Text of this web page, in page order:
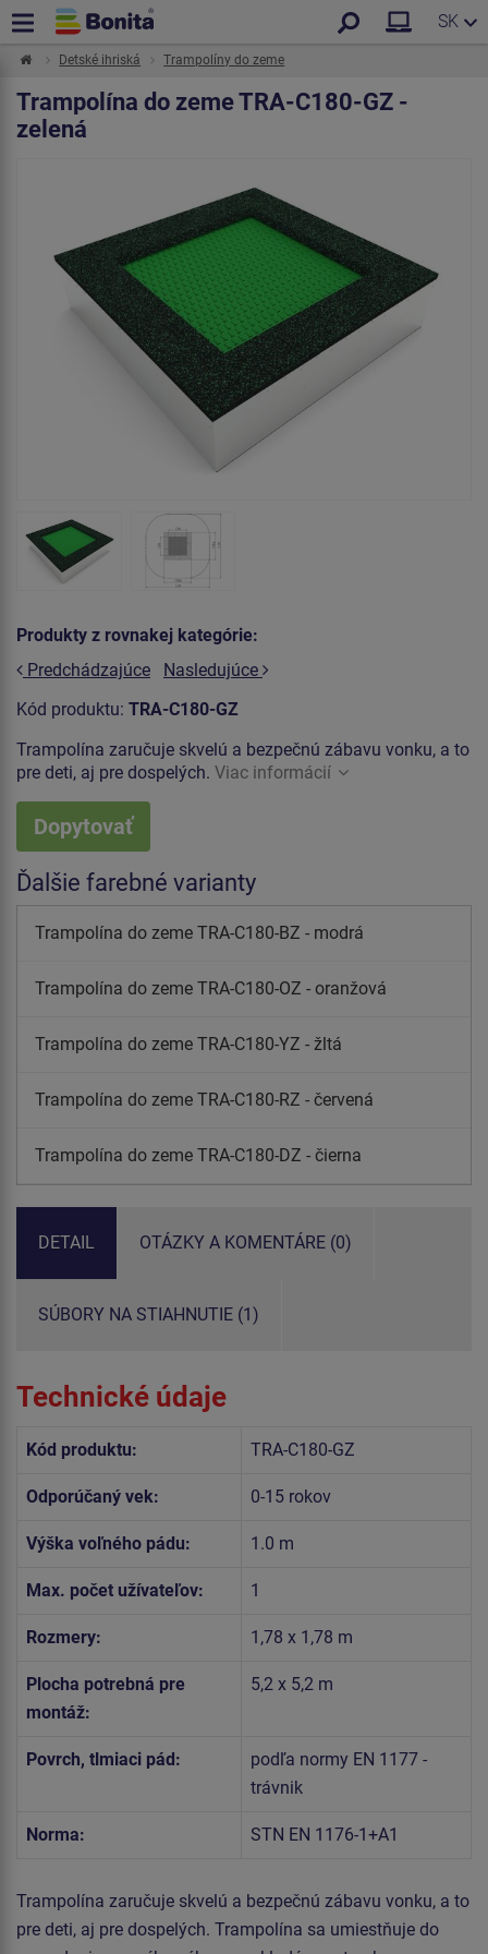
SK
Detské ihriská Trampolíny do zeme
Trampolína do zeme TRA-C180-GZ -
zelená
Produkty z rovnakej kategórie:
Predchádzajúce
Nasledujúce
Kód produktu: TRA-C180-GZ
Trampolína zaručuje skvelú a bezpečnú zábavu vonku, a to
pre deti, aj pre dospelých. Viac informácií
Dopytovať
Ďalšie farebné varianty
Trampolína do zeme TRA-C180-BZ - modrá
Trampolína do zeme TRA-C180-OZ - oranžová
Trampolína do zeme TRA-C180-YZ - žltá
Trampolína do zeme TRA-C180-RZ - červená
Trampolína do zeme TRA-C180-DZ - čierna
DETAIL OTÁZKY A KOMENTÁRE (0)
SÚBORY NA STIAHNUTIE (1)
Technické údaje
Kód produktu: TRA-C180-GZ
Odporúčaný vek: 0-15 rokov
Výška voľného pádu: 1.0 m
Max. počet užívateľov: 1
Rozmery: 1,78 x 1,78 m
Plocha potrebná pre
montáž:
5,2 x 5,2 m
Povrch, tlmiaci pád:
podľa normy EN 1177 -
trávnik
Norma: STN EN 1176-1+A1
Trampolína zaručuje skvelú a bezpečnú zábavu vonku, a to
pre deti, aj pre dospelých. Trampolína sa umiestňuje do